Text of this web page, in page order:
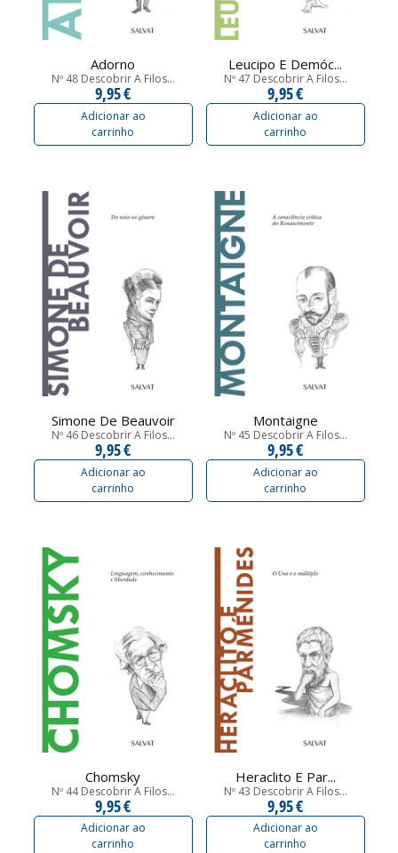
Adorno
Nº 48 Descobrir A Filos...
9,95 €
Adicionar ao
carrinho
Leucipo E Demóc...
Nº 47 Descobrir A Filos...
9,95 €
Adicionar ao
carrinho
Simone De Beauvoir
Nº 46 Descobrir A Filos...
9,95 €
Adicionar ao
carrinho
Montaigne
Nº 45 Descobrir A Filos...
9,95 €
Adicionar ao
carrinho
Chomsky
Nº 44 Descobrir A Filos...
9,95 €
Adicionar ao
carrinho
Heraclito E Par...
Nº 43 Descobrir A Filos...
9,95 €
Adicionar ao
carrinho